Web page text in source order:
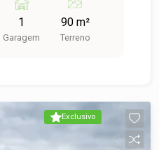
área de serviço e
piso superior. A casa
que poderão ser
perfeito para quem
mão da praticidade.
de viver em um dos
1
Garagem
90 m²
Terreno
Exclusivo